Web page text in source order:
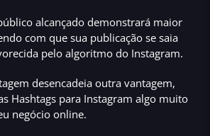
alcançado demonstrará maior
com que sua publicação se saia
pelo algoritmo do Instagram.
desencadeia outra vantagem,
Hashtags para Instagram algo muito
negócio online.